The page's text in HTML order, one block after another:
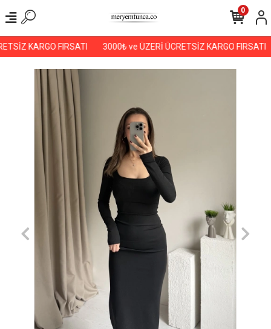
KARGO FIRSATI 3000₺ ve ÜZERİ ÜCRETSİZ KARGO FIRSATI
0